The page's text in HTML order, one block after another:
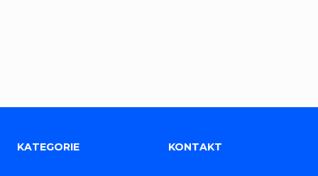
KATEGORIE KONTAKT